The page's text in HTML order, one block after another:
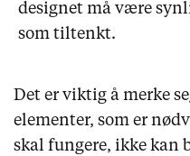
designet må være
som tiltenkt.
Det er viktig å merke
elementer, som er
skal fungere, ikke kan